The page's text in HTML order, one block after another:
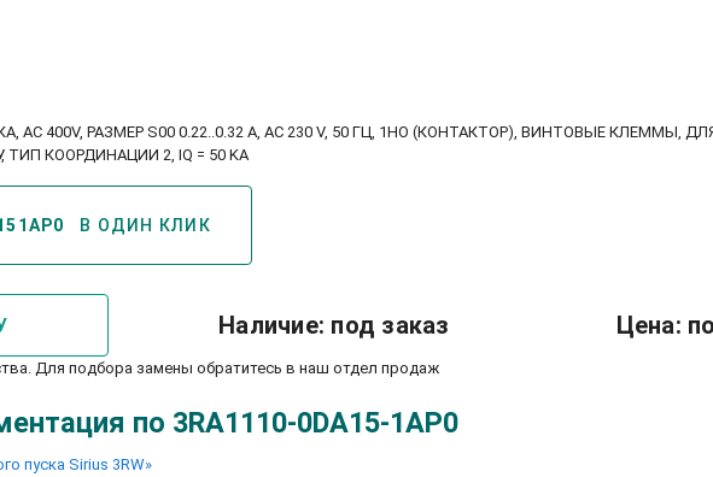
400V, РАЗМЕР S00 0.22..0.32 A, AC 230 V, 50 ГЦ, 1НO (КОНТАКТОР), ВИНТОВЫЕ КЛЕММЫ,
КООРДИНАЦИИ 2, IQ = 50 KA
В ОДИН КЛИК
Наличие: под заказ Цена:
Для подбора замены обратитесь в наш отдел продаж
по 3RA1110-0DA15-1AP0
пуска Sirius 3RW»